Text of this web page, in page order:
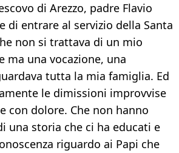
di Arezzo, padre Flavio
di entrare al servizio della Santa
non si trattava di un mio
ma una vocazione, una
tutta la mia famiglia. Ed
le dimissioni improvvise
con dolore. Che non hanno
una storia che ci ha educati e
riguardo ai Papi che